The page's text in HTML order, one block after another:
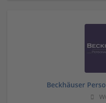
Beckhäuser